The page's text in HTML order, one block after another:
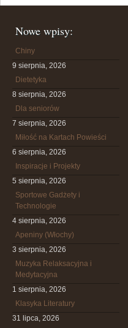
Nowe wpisy:
Chiny
9 sierpnia, 2026
Dietetyka
8 sierpnia, 2026
Dla seniorów
7 sierpnia, 2026
Miłość na Kartach Powieści
6 sierpnia, 2026
Inspiracje i Projekty
5 sierpnia, 2026
Sportowe Gadżety i
Technologie
4 sierpnia, 2026
Apeniny (Włochy)
3 sierpnia, 2026
Muzyka Relaksacyjna i
Medytacyjna
1 sierpnia, 2026
Klasyka Literatury
31 lipca, 2026